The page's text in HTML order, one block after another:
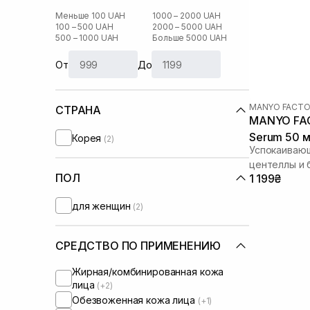
Меньше 100 UAH
100 – 500 UAH
500 – 1000 UAH
1000 – 2000 UAH
2000 – 5000 UAH
Больше 5000 UAH
От До
СТРАНА
Корея (2)
ПОЛ
для женщин (2)
СРЕДСТВО ПО ПРИМЕНЕНИЮ
Жирная/комбинированная кожа
лица (+2)
Обезвоженная кожа лица (+1)
MANYO
MANYO
Serum 50
центеллы и
Cica Herb
1 199₴